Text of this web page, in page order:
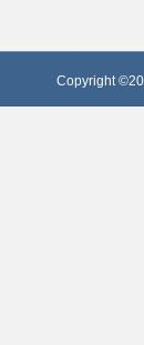
Copyright